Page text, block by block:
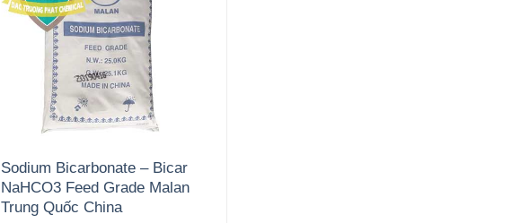
Sodium Bicarbonate – Bicar
NaHCO3 Feed Grade Malan
Trung Quốc China